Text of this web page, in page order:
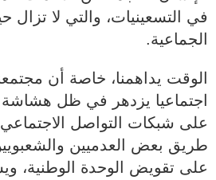
في التسعينيات، والتي لا تزال
الجماعية.
الوقت يداهمنا، خاصة أن
اجتماعيا يزدهر في ظل هشاشة
على شبكات التواصل
طريق بعض العدميين
على تقويض الوحدة الوطنية،